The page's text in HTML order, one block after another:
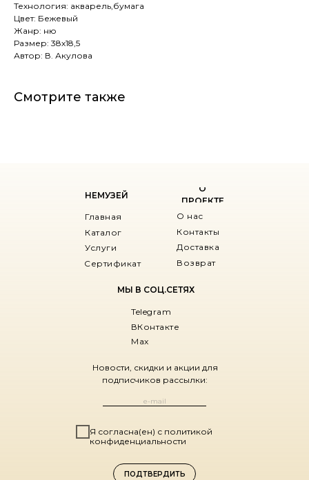
Технология: акварель,бумага
Цвет: Бежевый
Жанр: ню
Размер: 38х18,5
Автор: В. Акулова
Смотрите также
Я согласна(ен) с политикой
конфиденциальности
ПОДТВЕРДИТЬ
Новости, скидки и акции для
подписчиков рассылки:
Главная
Услуги Доставка
О нас
Контакты
Каталог
Возврат
НЕМУЗЕЙ
О
ПРОЕКТЕ
Сертификат
МЫ В СОЦ.СЕТЯХ
Telegram
ВКонтакте
Max